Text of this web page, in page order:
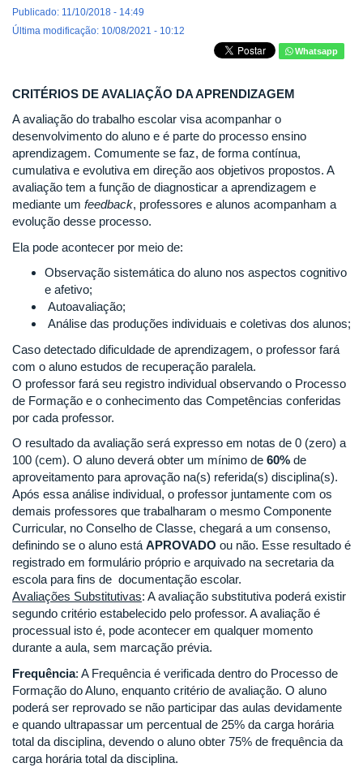
Publicado: 11/10/2018 - 14:49
Última modificação: 10/08/2021 - 10:12
Whatsapp
CRITÉRIOS DE AVALIAÇÃO DA APRENDIZAGEM
A avaliação do trabalho escolar visa acompanhar o
desenvolvimento do aluno e é parte do processo ensino
aprendizagem. Comumente se faz, de forma contínua,
cumulativa e evolutiva em direção aos objetivos propostos. A
avaliação tem a função de diagnosticar a aprendizagem e
mediante um feedback, professores e alunos acompanham a
evolução desse processo.
Ela pode acontecer por meio de:
Observação sistemática do aluno nos aspectos cognitivo
e afetivo;
Autoavaliação;
Análise das produções individuais e coletivas dos alunos;
Caso detectado dificuldade de aprendizagem, o professor fará
com o aluno estudos de recuperação paralela.
O professor fará seu registro individual observando o Processo
de Formação e o conhecimento das Competências conferidas
por cada professor.
O resultado da avaliação será expresso em notas de 0 (zero) a
100 (cem). O aluno deverá obter um mínimo de 60% de
aproveitamento para aprovação na(s) referida(s) disciplina(s).
Após essa análise individual, o professor juntamente com os
demais professores que trabalharam o mesmo Componente
Curricular, no Conselho de Classe, chegará a um consenso,
definindo se o aluno está APROVADO ou não. Esse resultado é
registrado em formulário próprio e arquivado na secretaria da
escola para fins de documentação escolar.
Avaliações Substitutivas: A avaliação substitutiva poderá existir
segundo critério estabelecido pelo professor. A avaliação é
processual isto é, pode acontecer em qualquer momento
durante a aula, sem marcação prévia.
Frequência: A Frequência é verificada dentro do Processo de
Formação do Aluno, enquanto critério de avaliação. O aluno
poderá ser reprovado se não participar das aulas devidamente
e quando ultrapassar um percentual de 25% da carga horária
total da disciplina, devendo o aluno obter 75% de frequência da
carga horária total da disciplina.